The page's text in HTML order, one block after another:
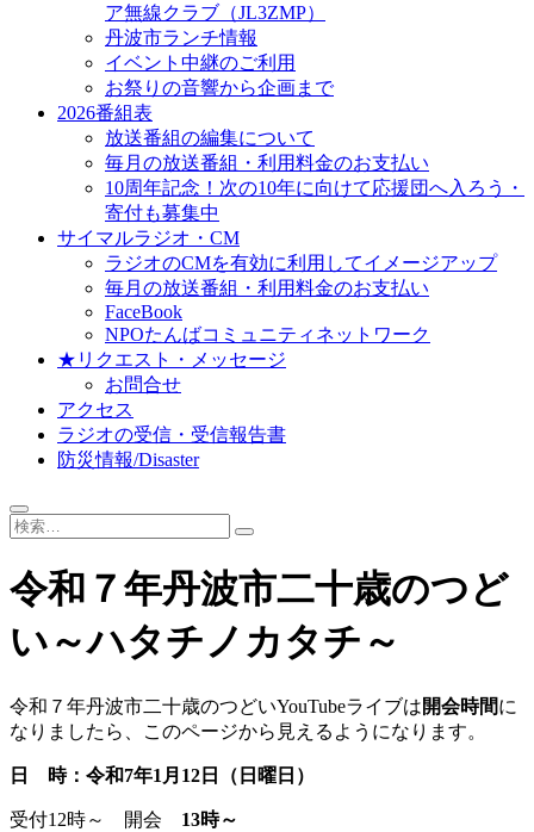
ア無線クラブ（JL3ZMP）
丹波市ランチ情報
イベント中継のご利用
お祭りの音響から企画まで
2026番組表
放送番組の編集について
毎月の放送番組・利用料金のお支払い
10周年記念！次の10年に向けて応援団へ入ろう・
寄付も募集中
サイマルラジオ・CM
ラジオのCMを有効に利用してイメージアップ
毎月の放送番組・利用料金のお支払い
FaceBook
NPOたんばコミュニティネットワーク
★リクエスト・メッセージ
お問合せ
アクセス
ラジオの受信・受信報告書
防災情報/Disaster
検
令和７年丹波市二十歳のつど
い～ハタチノカタチ～
令和７年丹波市二十歳のつどいYouTubeライブは開会時間に
なりましたら、このページから見えるようになります。
日 時：令和7年1月12 日（日曜日）
受付12時～ 開会 13時～